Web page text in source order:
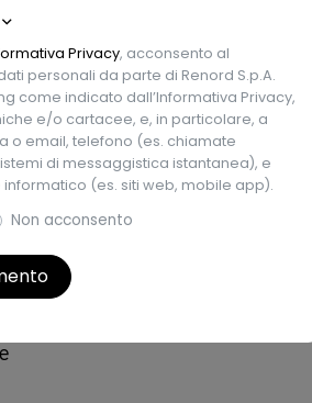
Data Imm.
7/2021
Garanzia
Renew Gold
Colore esterno
Privacy, acconsento al
personali da parte di Renord S.p.A.
come indicato dall’Informativa Privacy,
e/o cartacee, e, in particolare, a
o email, telefono (es. chiamate
di messaggistica istantanea), e
(es. siti web, mobile app).
Non acconsento